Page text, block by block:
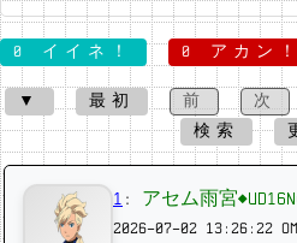
0 イイネ！ 0 アカン！
▼ 最初 前 次
検索
1 : アセム雨宮
2026-07-02 13:26:22